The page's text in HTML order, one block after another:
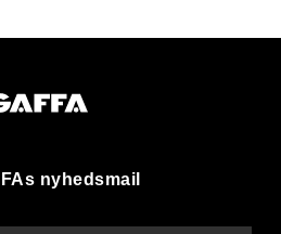
nyhedsmail